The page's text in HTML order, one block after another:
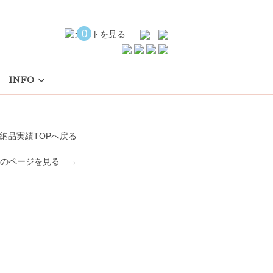
0
INFO
納品実績TOPへ戻る
ページを見る →